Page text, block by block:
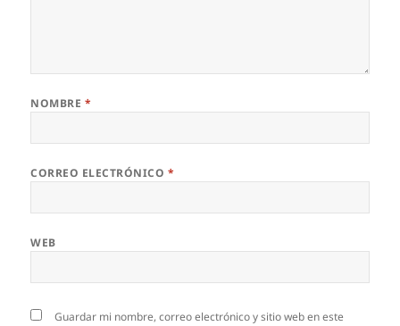
NOMBRE *
CORREO ELECTRÓNICO *
WEB
Guardar mi nombre, correo electrónico y sitio web en este